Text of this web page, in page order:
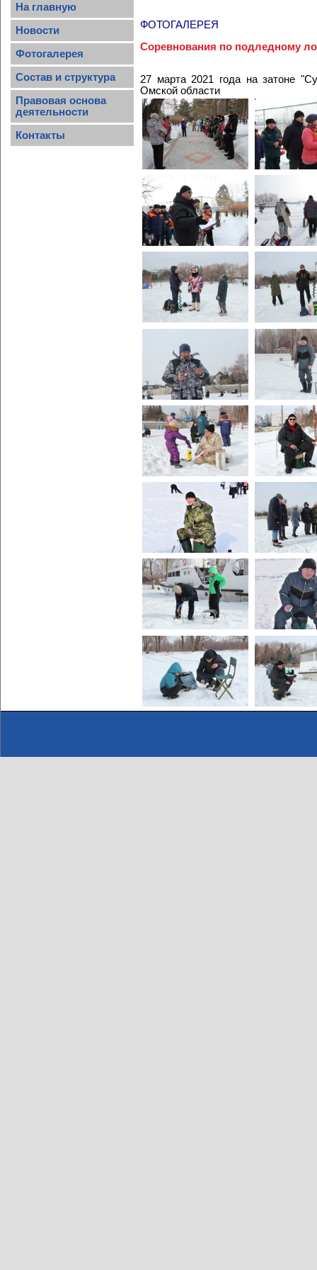
На главную
Новости
Фотогалерея
Состав и структура
Правовая основа
деятельности
Контакты
ФОТОГАЛЕРЕЯ
Соревнования по подледному
27 марта 2021 года на затоне
Омской области